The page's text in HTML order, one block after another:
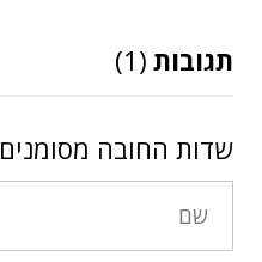
תגובות (1)
שדות החובה מסומנים